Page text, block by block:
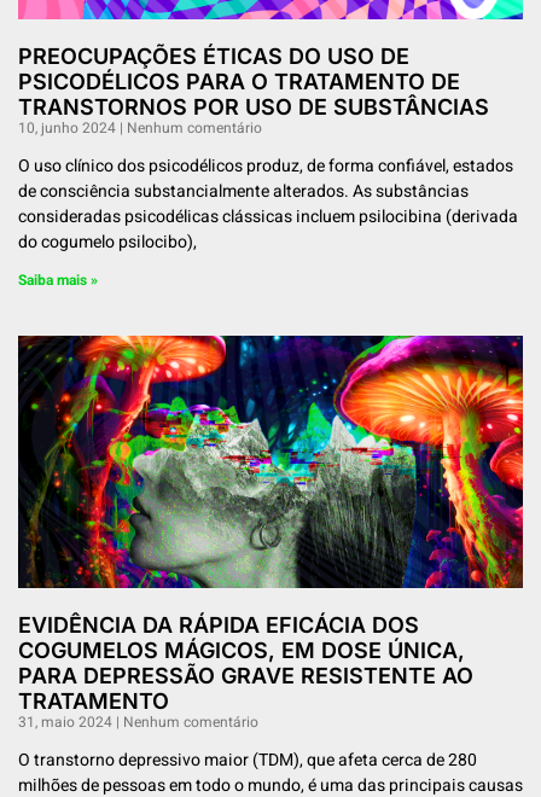
PREOCUPAÇÕES ÉTICAS DO USO DE
PSICODÉLICOS PARA O TRATAMENTO DE
TRANSTORNOS POR USO DE SUBSTÂNCIAS
10, junho 2024 Nenhum comentário
O uso clínico dos psicodélicos produz, de forma confiável, estados
de consciência substancialmente alterados. As substâncias
consideradas psicodélicas clássicas incluem psilocibina (derivada
do cogumelo psilocibo),
Saiba mais »
EVIDÊNCIA DA RÁPIDA EFICÁCIA DOS
COGUMELOS MÁGICOS, EM DOSE ÚNICA,
PARA DEPRESSÃO GRAVE RESISTENTE AO
TRATAMENTO
31, maio 2024 Nenhum comentário
O transtorno depressivo maior (TDM), que afeta cerca de 280
milhões de pessoas em todo o mundo, é uma das principais causas